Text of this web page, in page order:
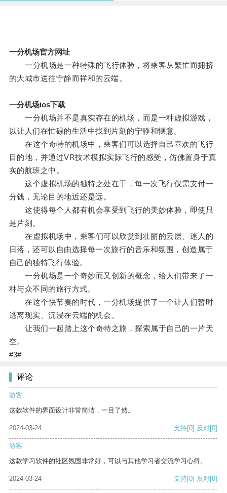
一分机场官方网址
一分机场是一种特殊的飞行体验，将乘客从繁忙而拥挤
的大城市送往宁静而祥和的云端。
一分机场ios下载
一分机场并不是真实存在的机场，而是一种虚拟游戏，
以让人们在忙碌的生活中找到片刻的宁静和惬意。
在这个奇特的机场中，乘客们可以选择自己喜欢的飞行
目的地，并通过VR技术模拟实际飞行的感受，仿佛置身于真
实的航班之中。
这个虚拟机场的独特之处在于，每一次飞行仅需支付一
分钱，无论目的地近还是远。
这使得每个人都有机会享受到飞行的美妙体验，即使只
是片刻。
在虚拟机场中，乘客们可以欣赏到壮丽的云层、迷人的
日落，还可以自由选择每一次旅行的音乐和氛围，创造属于
自己的独特飞行体验。
一分机场是一个奇妙而又创新的概念，给人们带来了一
种与众不同的旅行方式。
在这个快节奏的时代，一分机场提供了一个让人们暂时
逃离现实、沉浸在云端的机会。
让我们一起踏上这个奇特之旅，探索属于自己的一片天
空。
#3#
评论
游客
这款软件的界面设计非常简洁，一目了然。
2024-03-24 支持[0] 反对[0]
游客
这款学习软件的社区氛围非常好，可以与其他学习者交流学习心得。
2024-03-24 支持[0] 反对[0]